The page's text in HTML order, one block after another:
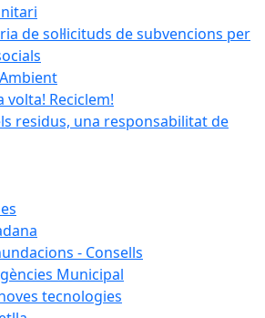
de sol·licituds de subvencions per
volta! Reciclem!
residus, una responsabilitat de
- Consells
Municipal
tecnologies